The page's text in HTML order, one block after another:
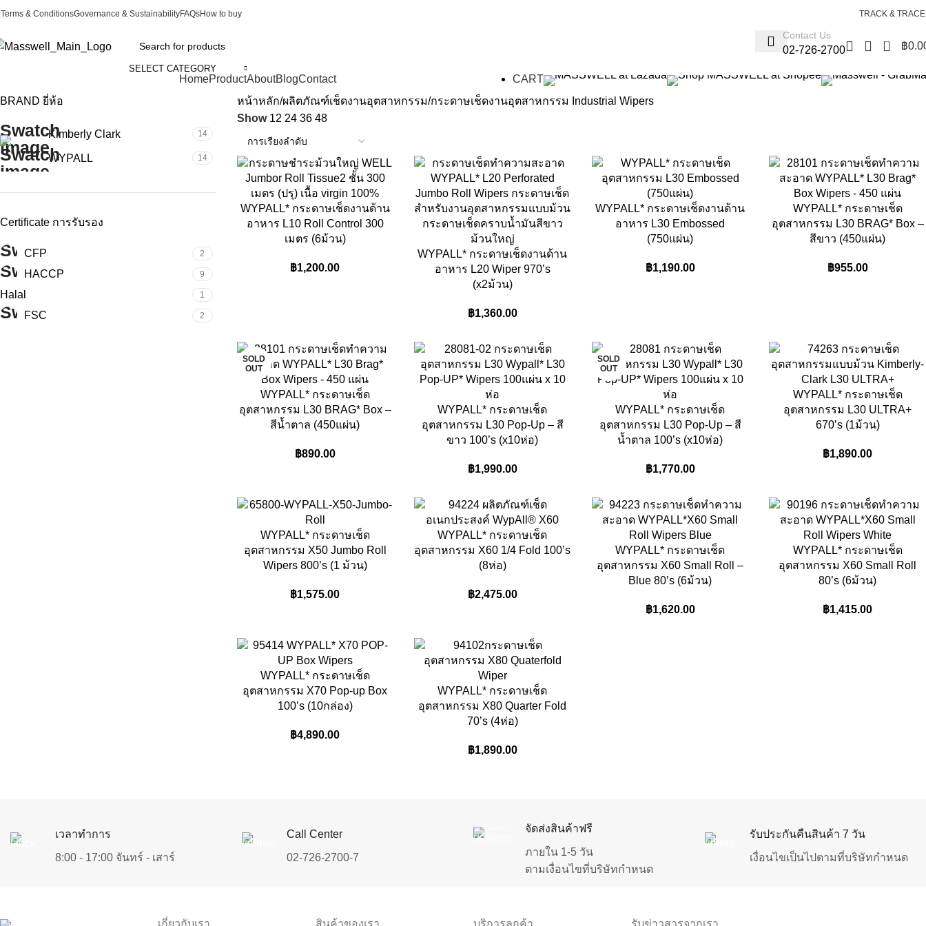
Terms & ConditionsGovernance & SustainabilityFAQsHow to buy TRACK & TRACE
SELECT CATEGORY
Contact Us
02-726-2700
0 ฿
HomeProductAboutBlogContact
CART
BRAND ยี่ห้อ
Kimberly Clark 14
WYPALL 14
Certificate การรับรอง
CFP 2
HACCP 9
Halal 1
FSC 2
หน้าหลัก ผลิตภัณฑ์เช็ดงานอุตสาหกรรม กระดาษเช็ดงานอุตสาหกรรม Industrial Wipers
Show 12 24 36 48
WYPALL* กระดาษเช็ดงานด้าน
อาหาร L10 Roll Control 300
เมตร (6ม้วน)
฿1,200.00
WYPALL* กระดาษเช็ดงานด้าน
อาหาร L20 Wiper 970’s
(x2ม้วน)
฿1,360.00
WYPALL* กระดาษเช็ดงานด้าน
อาหาร L30 Embossed
(750แผ่น)
฿1,190.00
WYPALL* กระดาษเช็ด
อุตสาหกรรม L30 BRAG* Box –
สีขาว (450แผ่น)
฿955.00
SOLD
OUT
WYPALL* กระดาษเช็ด
อุตสาหกรรม L30 BRAG* Box –
สีน้ำตาล (450แผ่น)
฿890.00
WYPALL* กระดาษเช็ด
อุตสาหกรรม L30 Pop-Up – สี
ขาว 100’s (x10ห่อ)
฿1,990.00
SOLD
OUT
WYPALL* กระดาษเช็ด
อุตสาหกรรม L30 Pop-Up – สี
น้ำตาล 100’s (x10ห่อ)
฿1,770.00
WYPALL* กระดาษเช็ด
อุตสาหกรรม L30 ULTRA+
670’s (1ม้วน)
฿1,890.00
WYPALL* กระดาษเช็ด
อุตสาหกรรม X50 Jumbo Roll
Wipers 800’s (1 ม้วน)
฿1,575.00
WYPALL* กระดาษเช็ด
อุตสาหกรรม X60 1/4 Fold 100’s
(8ห่อ)
฿2,475.00
WYPALL* กระดาษเช็ด
อุตสาหกรรม X60 Small Roll –
Blue 80’s (6ม้วน)
฿1,620.00
WYPALL* กระดาษเช็ด
อุตสาหกรรม X60 Small Roll
80’s (6ม้วน)
฿1,415.00
WYPALL* กระดาษเช็ด
อุตสาหกรรม X70 Pop-up Box
100’s (10กล่อง)
฿4,890.00
WYPALL* กระดาษเช็ด
อุตสาหกรรม X80 Quarter Fold
70’s (4ห่อ)
฿1,890.00
เวลาทำการ
8:00 - 17:00 จันทร์ - เสาร์
Call Center
02-726-2700-7
จัดส่งสินค้าฟรี
ภายใน 1-5 วัน
ตามเงื่อนไขที่บริษัทกำหนด
รับประกันคืนสินค้า 7 วัน
เงื่อนไขเป็นไปตามที่บริษัทกำหนด
เกี่ยวกับเรา สินค้าของเรา บริการลูกค้า รับข่าวสารจากเรา